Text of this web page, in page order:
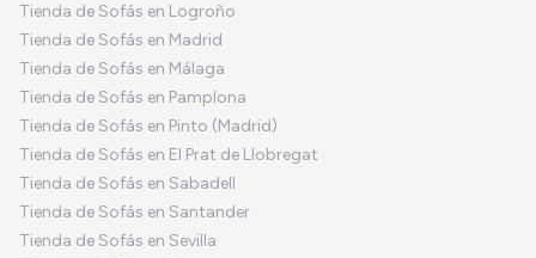
Tienda de Sofás en Logroño
Tienda de Sofás en Madrid
Tienda de Sofás en Málaga
Tienda de Sofás en Pamplona
Tienda de Sofás en Pinto (Madrid)
Tienda de Sofás en El Prat de Llobregat
Tienda de Sofás en Sabadell
Tienda de Sofás en Santander
Tienda de Sofás en Sevilla